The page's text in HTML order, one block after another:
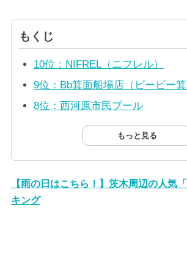
もくじ
10位：NIFREL（ニフレル）
9位：Bb箕面船場店（ビービー箕
8位：西河原市民プール
もっと見る
【雨の日はこちら！】茨木周辺の人気
キング